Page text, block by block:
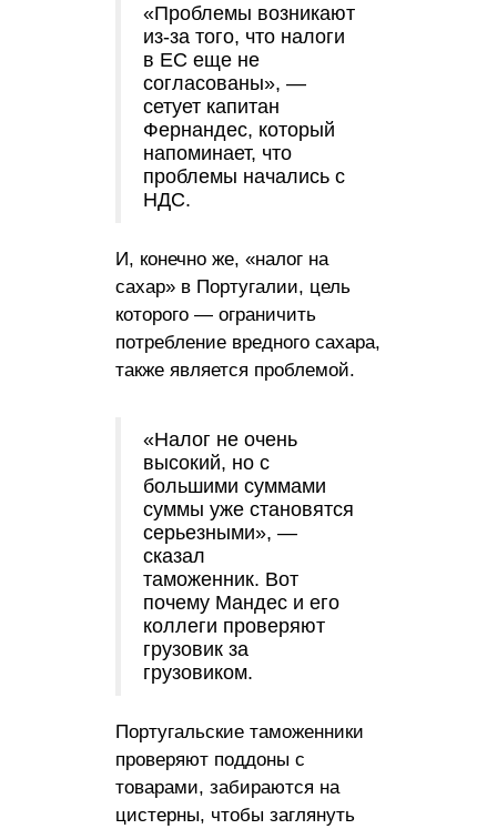
«Проблемы возникают
из-за того, что налоги
в ЕС еще не
согласованы», —
сетует капитан
Фернандес, который
напоминает, что
проблемы начались с
НДС.
И, конечно же, «налог на
сахар» в Португалии, цель
которого — ограничить
потребление вредного сахара,
также является проблемой.
«Налог не очень
высокий, но с
большими суммами
суммы уже становятся
серьезными», —
сказал
таможенник. Вот
почему Мандес и его
коллеги проверяют
грузовик за
грузовиком.
Португальские таможенники
проверяют поддоны с
товарами, забираются на
цистерны, чтобы заглянуть